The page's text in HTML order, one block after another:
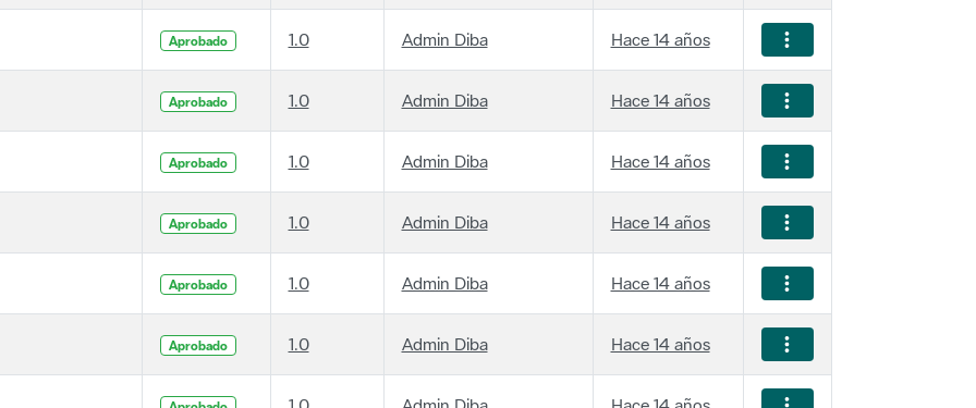
Aprobado 1.0 Admin Diba Hace 14 años
1.0 Admin Diba Hace 14 años
Aprobado 1.0 Admin Diba Hace 14 años
1.0 Admin Diba Hace 14 años
Aprobado 1.0 Admin Diba Hace 14 años
1.0 Admin Diba Hace 14 años
Aprobado 1.0 Admin Diba Hace 14 años